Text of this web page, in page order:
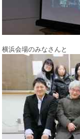
横浜会場のみなさんと